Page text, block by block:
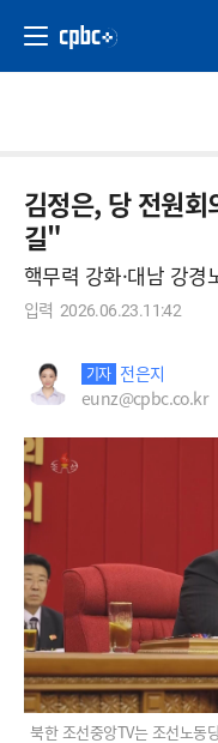
김정은, 당 전원
길"
핵무력 강화·대남 강경
입력 2026.06.23.11:42
기자 전은지
eunz@cpbc.co.kr
북한 조선중앙TV는 조선노동